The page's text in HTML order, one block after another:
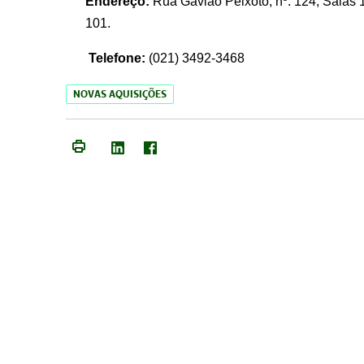
101.
Telefone: (021) 3492-3468
NOVAS AQUISIÇÕES